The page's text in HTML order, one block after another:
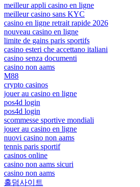
meilleur appli casino en ligne
meilleur casino sans KYC
casino en ligne retrait rapide 2026
nouveau casino en ligne
limite de gains paris sportifs
casino esteri che accettano italiani
casino senza documenti
casino non aams
M88
crypto casinos
jouer au casino en ligne
pos4d login
pos4d login
scommesse sportive mondiali
jouer au casino en ligne
nuovi casino non aams
tennis paris sportif
casinos online
casino non aams sicuri
casino non aams
홀덤사이트